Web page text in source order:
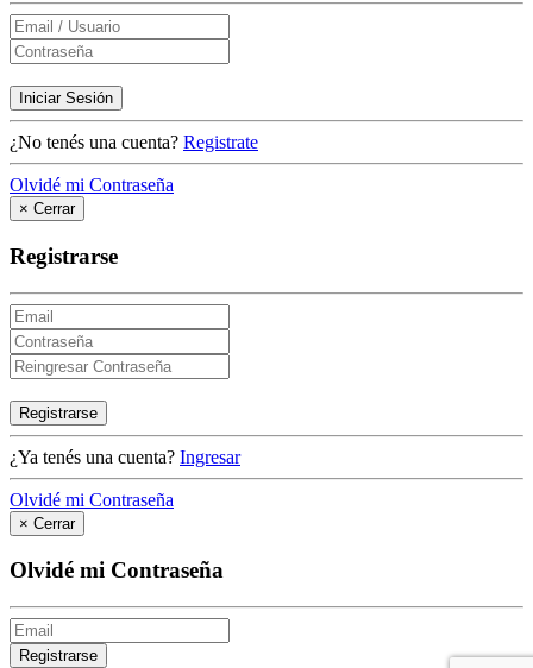
Iniciar Sesión
¿No tenés una cuenta? Registrate
Olvidé mi Contraseña
× Cerrar
Registrarse
Registrarse
¿Ya tenés una cuenta? Ingresar
Olvidé mi Contraseña
× Cerrar
Olvidé mi Contraseña
Registrarse